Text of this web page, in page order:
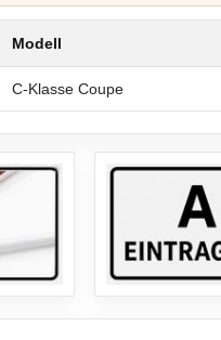
Modell
C-Klasse Coupe